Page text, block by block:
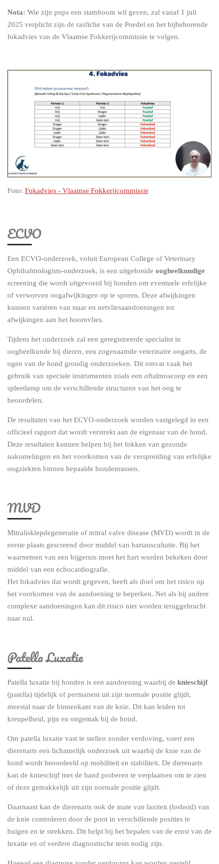
Nota: Wie zijn pups een stamboom wil geven, zal vanaf 1 juli
2025 verplicht zijn de rasfiche van de Poedel en het bijbehorende
fokadvies van de Vlaamse Fokkerijcommissie te volgen.
Foto: Fokadvies - Vlaamse Fokkerijcommissie
ECVO
Een ECVO-onderzoek, voluit European College of Veterinary
Ophthalmologists-onderzoek, is een uitgebreide oogheelkundige
screening die wordt uitgevoerd bij honden om eventuele erfelijke
of verworven oogafwijkingen op te sporen. Deze afwijkingen
kunnen variëren van staar en netvliesaandoeningen tot
afwijkingen aan het hoornvlies.
Tijdens het onderzoek zal een geregistreerde specialist in
oogheelkunde bij dieren, een zogenaamde veterinaire oogarts, de
ogen van de hond grondig onderzoeken. Dit omvat vaak het
gebruik van speciale instrumenten zoals een oftalmoscoop en een
spleetlamp om de verschillende structuren van het oog te
beoordelen.
De resultaten van het ECVO-onderzoek worden vastgelegd in een
officieel rapport dat wordt verstrekt aan de eigenaar van de hond.
Deze resultaten kunnen helpen bij het fokken van gezonde
nakomelingen en het voorkomen van de verspreiding van erfelijke
oogziekten binnen bepaalde hondenrassen.
MVD
Mitralisklepdegeneratie of mitral valve disease (MVD) wordt in de
eerste plaats gescreend door middel van hartauscultatie. Bij het
waarnemen van een bijgeruis moet het hart worden bekeken door
middel van een echocardiografie.
Het fokadvies dat wordt gegeven, heeft als doel om het risico op
het voorkomen van de aandoening te beperken. Net als bij andere
complexe aandoeningen kan dit risico niet worden teruggebracht
naar nul.
Patella Luxatie
Patella luxatie bij honden is een aandoening waarbij de knieschijf
(patella) tijdelijk of permanent uit zijn normale positie glijdt,
meestal naar de binnenkant van de knie. Dit kan leiden tot
kreupelheid, pijn en ongemak bij de hond.
Om patella luxatie vast te stellen zonder verdoving, voert een
dierenarts een lichamelijk onderzoek uit waarbij de knie van de
hond wordt beoordeeld op mobiliteit en stabiliteit. De dierenarts
kan de knieschijf met de hand proberen te verplaatsen om te zien
of deze gemakkelijk uit zijn normale positie glijdt.
Daarnaast kan de dierenarts ook de mate van laxiteit (losheid) van
de knie controleren door de poot in verschillende posities te
buigen en te strekken. Dit helpt bij het bepalen van de ernst van de
luxatie en of verdere diagnostische tests nodig zijn.